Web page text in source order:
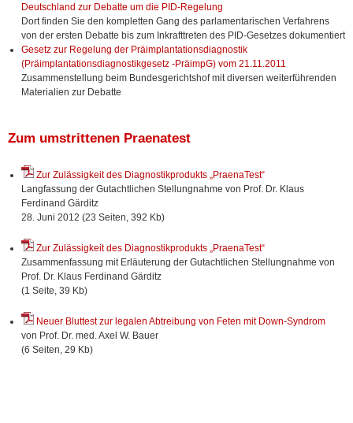
Deutschland zur Debatte um die PID-Regelung
Dort finden Sie den kompletten Gang des parlamentarischen Verfahrens
von der ersten Debatte bis zum Inkrafttreten des PID-Gesetzes dokumentiert
Gesetz zur Regelung der Präimplantationsdiagnostik
(Präimplantationsdiagnostikgesetz -PräimpG) vom 21.11.2011
Zusammenstellung beim Bundesgerichtshof mit diversen weiterführenden
Materialien zur Debatte
Zum umstrittenen Praenatest
Zur Zulässigkeit des Diagnostikprodukts „PraenaTest“
Langfassung der Gutachtlichen Stellungnahme von Prof. Dr. Klaus
Ferdinand Gärditz
28. Juni 2012 (23 Seiten, 392 Kb)
Zur Zulässigkeit des Diagnostikprodukts „PraenaTest“
Zusammenfassung mit Erläuterung der Gutachtlichen Stellungnahme von
Prof. Dr. Klaus Ferdinand Gärditz
(1 Seite, 39 Kb)
Neuer Bluttest zur legalen Abtreibung von Feten mit Down-Syndrom
von Prof. Dr. med. Axel W. Bauer
(6 Seiten, 29 Kb)